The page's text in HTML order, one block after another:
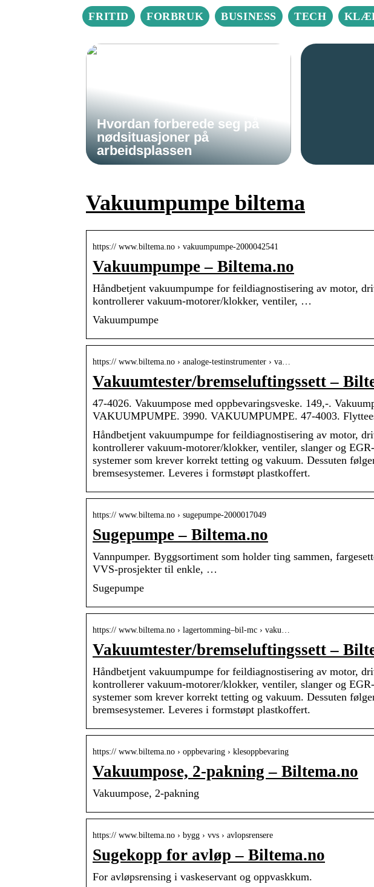
FRITID FORBRUK BUSINESS TECH
Hvordan forberede seg på
nødsituasjoner på
arbeidsplassen
Vakuumpumpe biltema
https:// www.biltema.no › vakuumpumpe-2000042541
Vakuumpumpe – Biltema.no
Håndbetjent vakuumpumpe for feildiagnostisering av motor,
kontrollerer vakuum-motorer/klokker, ventiler, …
Vakuumpumpe
https:// www.biltema.no › analoge-testinstrumenter › va…
Vakuumtester/bremseluftingssett –
47-4026. Vakuumpose med oppbevaringsveske. 149,-.
VAKUUMPUMPE. 3990. VAKUUMPUMPE. 47-4003.
Håndbetjent vakuumpumpe for feildiagnostisering av motor,
kontrollerer vakuum-motorer/klokker, ventiler, slanger og
systemer som krever korrekt tetting og vakuum. Dessuten
bremsesystemer. Leveres i formstøpt plastkoffert.
https:// www.biltema.no › sugepumpe-2000017049
Sugepumpe – Biltema.no
Vannpumper. Byggsortiment som holder ting sammen,
VVS-prosjekter til enkle, …
Sugepumpe
https:// www.biltema.no › lagertomming–bil-mc › vaku…
Vakuumtester/bremseluftingssett –
Håndbetjent vakuumpumpe for feildiagnostisering av motor,
kontrollerer vakuum-motorer/klokker, ventiler, slanger og
systemer som krever korrekt tetting og vakuum. Dessuten
bremsesystemer. Leveres i formstøpt plastkoffert.
https:// www.biltema.no › oppbevaring › klesoppbevaring
Vakuumpose, 2-pakning – Biltema.no
Vakuumpose, 2-pakning
https:// www.biltema.no › bygg › vvs › avlopsrensere
Sugekopp for avløp – Biltema.no
For avløpsrensing i vaskeservant og oppvaskkum.